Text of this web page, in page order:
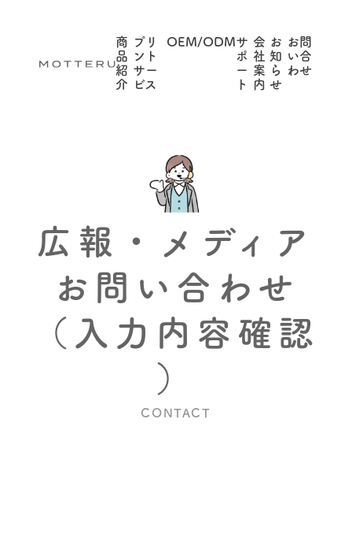
商
品
紹
介
プリ
ント
サー
ビス
OEM/ODMサ
ポ
ー
ト
会
社
案
内
お
知
ら
せ
お問
い合
わせ
広報・メディア
お問い合わせ
（入力内容確認
）
CONTACT